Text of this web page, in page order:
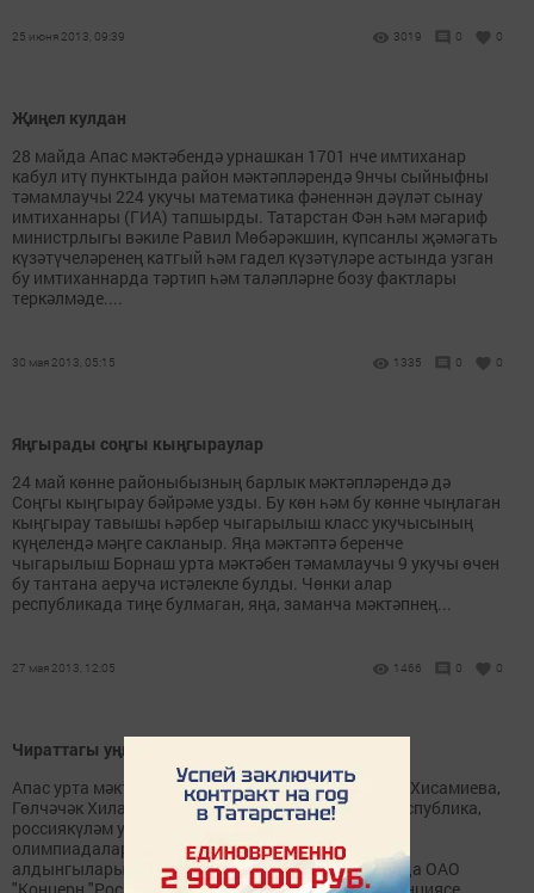
25 июня 2013, 09:39 3019 0 0
Җиңел кулдан
28 майда Апас мәктәбендә урнашкан 1701 нче имтиханар
кабул итү пунктында район мәктәпләрендә 9нчы сыйныфны
тәмамлаучы 224 укучы математика фәненнән дәүләт сынау
имтиханнары (ГИА) тапшырды. Татарстан Фән һәм мәгариф
министрлыгы вәкиле Равил Мөбәрәкшин, күпсанлы җәмәгать
күзәтүчеләренең катгый һәм гадел күзәтүләре астында узган
бу имтиханнарда тәртип һәм таләпләрне бозу фактлары
теркәлмәде....
30 мая 2013, 05:15 1335 0 0
Яңгырады соңгы кыңгыраулар
24 май көнне районыбызның барлык мәктәпләрендә дә
Соңгы кыңгырау бәйрәме узды. Бу көн һәм бу көнне чыңлаган
кыңгырау тавышы һәрбер чыгарылыш класс укучысының
күңелендә мәңге сакланыр. Яңа мәктәптә беренче
чыгарылыш Борнаш урта мәктәбен тәмамлаучы 9 укучы өчен
бу тантана аеруча истәлекле булды. Чөнки алар
республикада тиңе булмаган, яңа, заманча мәктәпнең...
27 мая 2013, 12:05 1466 0 0
Чираттагы уңышлары
Апас урта мәктәбенең 9-10 сыйныф кызлары Зилә Хисамиева,
Гөлчәчәк Хилавиева, Алия Әхмәтовалар район, республика,
россиякүләм уза торган төрле фән бәйгеләре,
олимпиадаларда үз көчләрен еш сыныйлар. Уку
алдынгылары агымдагы елның январь-март аенда ОАО